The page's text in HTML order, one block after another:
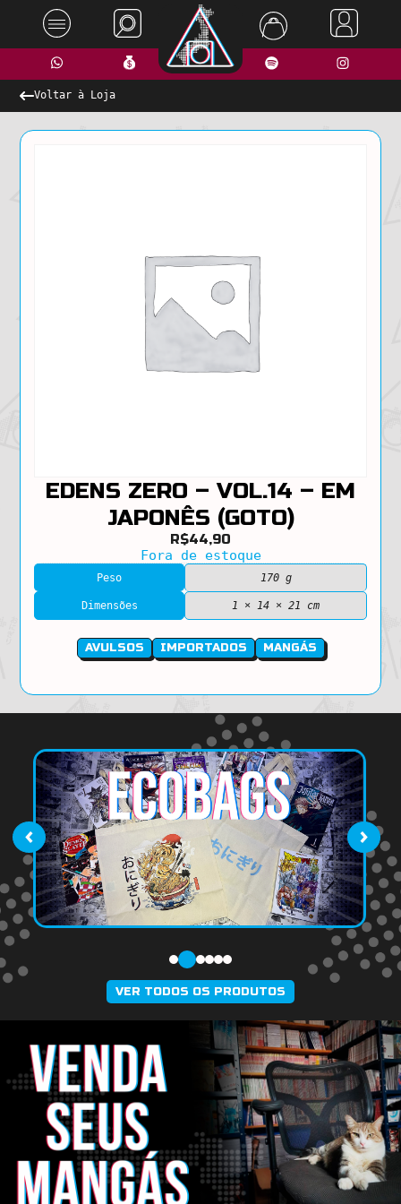
Voltar à Loja
EDENS ZERO – VOL.14 – EM
JAPONÊS (GOTO)
R$44,90
Fora de estoque
Peso 170 g
Dimensões 1 × 14 × 21 cm
AVULSOS IMPORTADOS MANGÁS
‹ ›
VER TODOS OS PRODUTOS